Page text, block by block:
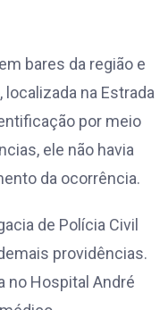
bares da região e
na Estrada
por meio
ele não havia
da ocorrência.
de Polícia Civil
providências.
no Hospital André